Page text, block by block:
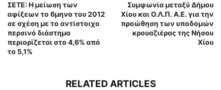
ΣΕΤΕ: Η μείωση των
αφίξεων το 6μηνο του 2012
σε σχέση με το αντίστοιχο
περσινό διάστημα
περιορίζεται στο 4,6% από
το 5,1%
Συμφωνία μεταξύ Δήμου
Χίου και Ο.Λ.Π. Α.Ε. για την
προώθηση των υποδομών
κρουαζιέρας της Νήσου
Χίου
RELATED ARTICLES